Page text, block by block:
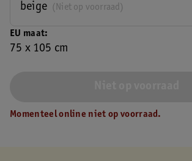
EU maat
75 x 105 cm
(Niet op voorraad)
beige
Momenteel online niet op voorraad.